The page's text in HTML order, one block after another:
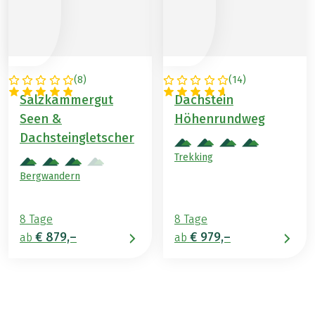
(8)
ÖSTERREICH
Salzkammergut
Seen &
Dachsteingletscher
Bergwandern
8 Tage
ab € 879,–
(14)
ÖSTERREICH
Dachstein
Höhenrundweg
Trekking
8 Tage
ab € 979,–